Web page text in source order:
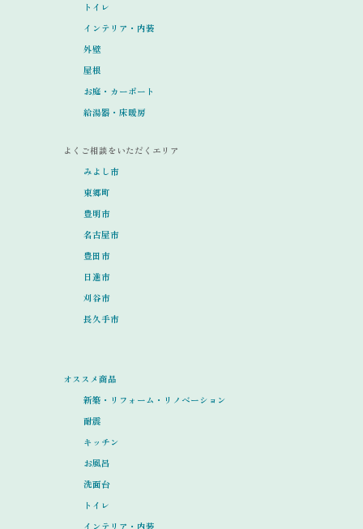
トイレ
インテリア・内装
外壁
屋根
お庭・カーポート
給湯器・床暖房
よくご相談をいただくエリア
みよし市
東郷町
豊明市
名古屋市
豊田市
日進市
刈谷市
長久手市
オススメ商品
新築・リフォーム・リノベーション
耐震
キッチン
お風呂
洗面台
トイレ
インテリア・内装